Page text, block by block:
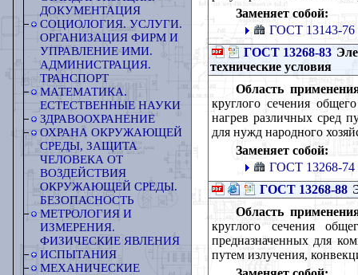
ДОКУМЕНТАЦИЯ
СОЦИОЛОГИЯ. УСЛУГИ.
ОРГАНИЗАЦИЯ ФИРМ И
УПРАВЛЕНИЕ ИМИ.
АДМИНИСТРАЦИЯ.
ТРАНСПОРТ
МАТЕМАТИКА.
ЕСТЕСТВЕННЫЕ НАУКИ
ЗДРАВООХРАНЕНИЕ
ОХРАНА ОКРУЖАЮЩЕЙ
СРЕДЫ, ЗАЩИТА
ЧЕЛОВЕКА ОТ
ВОЗДЕЙСТВИЯ
ОКРУЖАЮЩЕЙ СРЕДЫ.
БЕЗОПАСНОСТЬ
МЕТРОЛОГИЯ И
ИЗМЕРЕНИЯ.
ФИЗИЧЕСКИЕ ЯВЛЕНИЯ
ИСПЫТАНИЯ
МЕХАНИЧЕСКИЕ
Заменяет собой:
ГОСТ 13143-76
ГОСТ 13268-83
технические условия
Область
круглого сечения
нагрев различных сред
для нужд народного
Заменяет собой:
ГОСТ 13268-74
ГОСТ 13268-88
Область
круглого сечения
предназначенных для
путем излучения,